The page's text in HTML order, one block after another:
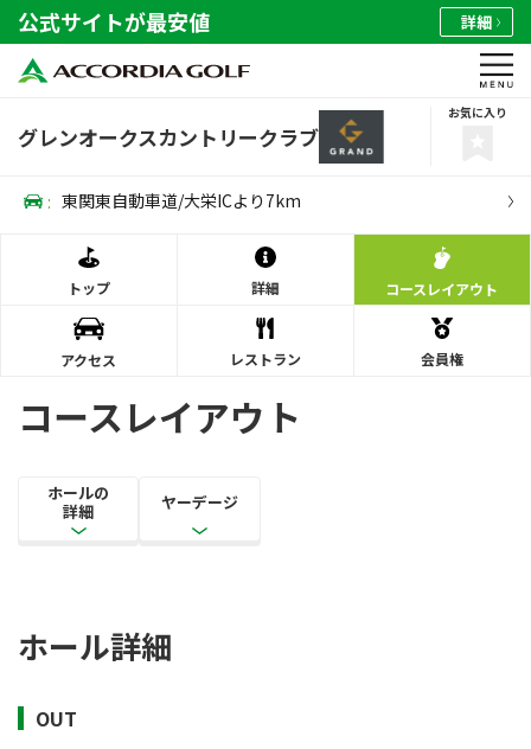
公式サイトが最安値 詳細
グレンオークスカントリークラブ
お気に入り
: 東関東自動車道/大栄ICより7km
トップ 詳細 コースレイアウト
アクセス レストラン 会員権
コースレイアウト
ホールの
詳細
ヤーデージ
ホール詳細
OUT